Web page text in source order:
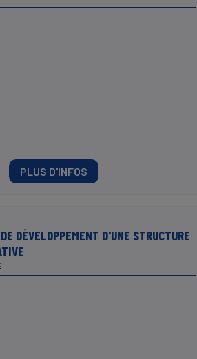
PLUS D'INFOS
DÉVELOPPEMENT D'UNE STRUCTURE